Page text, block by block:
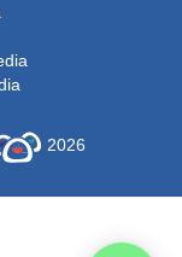
2026